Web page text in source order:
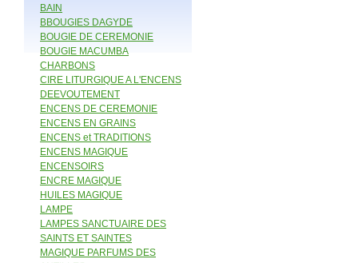
BAIN
BBOUGIES DAGYDE
BOUGIE DE CEREMONIE
BOUGIE MACUMBA
CHARBONS
CIRE LITURGIQUE A L'ENCENS
DEEVOUTEMENT
ENCENS DE CEREMONIE
ENCENS EN GRAINS
ENCENS et TRADITIONS
ENCENS MAGIQUE
ENCENSOIRS
ENCRE MAGIQUE
HUILES MAGIQUE
LAMPE
LAMPES SANCTUAIRE DES
SAINTS ET SAINTES
MAGIQUE PARFUMS DES